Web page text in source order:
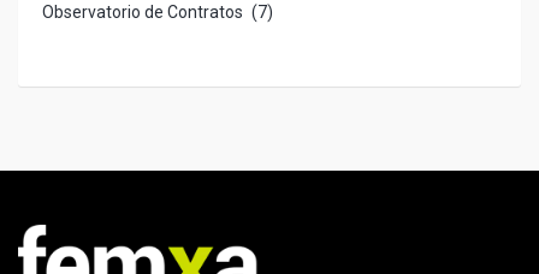
Observatorio de Contratos (7)